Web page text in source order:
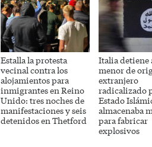
Estalla la protesta
vecinal contra los
alojamientos para
inmigrantes en Reino
Unido: tres noches de
manifestaciones y seis
detenidos en Thetford
Italia detiene
menor de
extranjero
radicalizado
Estado
almacenaba
para fabricar
explosivos